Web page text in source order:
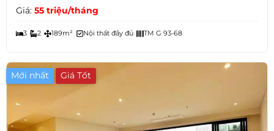
Giá: 55 triệu/tháng
3 2 189m² Nội thất đầy đủ TM G 93-68
Mới nhất Giá Tốt